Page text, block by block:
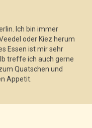
Ich bin immer
oder Kiez herum
Essen ist mir sehr
treffe ich auch gerne
Quatschen und
Appetit.